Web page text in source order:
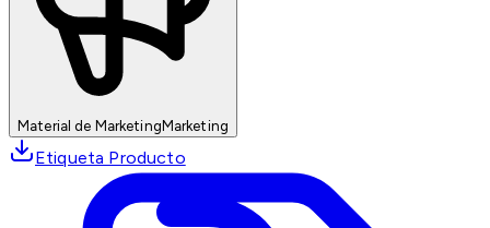
Material de MarketingMarketing
Etiqueta Producto